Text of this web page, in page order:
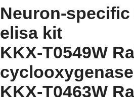
Neuron-specific
elisa kit
KKX-T0549W
KKX-T0463W